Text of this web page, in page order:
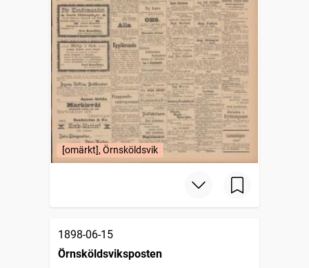
[omärkt], Örnsköldsvik
1898-06-15
Örnsköldsviksposten